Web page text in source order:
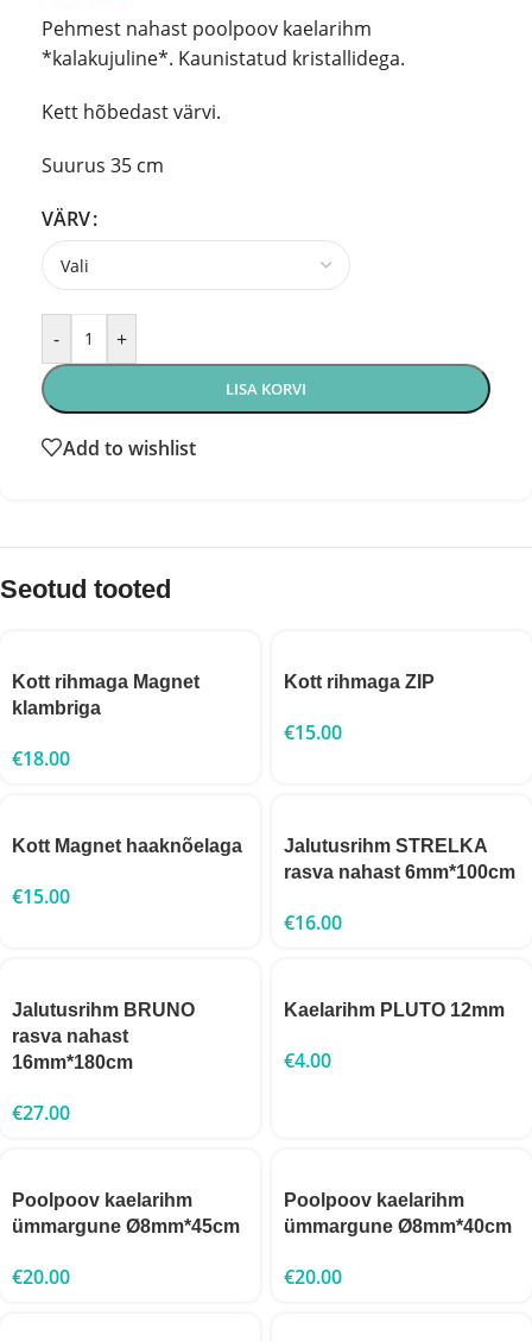
Pehmest nahast poolpoov kaelarihm
*kalakujuline*. Kaunistatud kristallidega.
Kett hõbedast värvi.
Suurus 35 cm
VÄRV
- +
LISA KORVI
Add to wishlist
Seotud tooted
Kott rihmaga Magnet
klambriga
€18.00
Kott rihmaga ZIP
€15.00
Kott Magnet haaknõelaga
€15.00
Jalutusrihm STRELKA
rasva nahast 6mm*100cm
€16.00
Jalutusrihm BRUNO
rasva nahast
16mm*180cm
€27.00
Kaelarihm PLUTO 12mm
€4.00
Poolpoov kaelarihm
ümmargune Ø8mm*45cm
€20.00
Poolpoov kaelarihm
ümmargune Ø8mm*40cm
€20.00